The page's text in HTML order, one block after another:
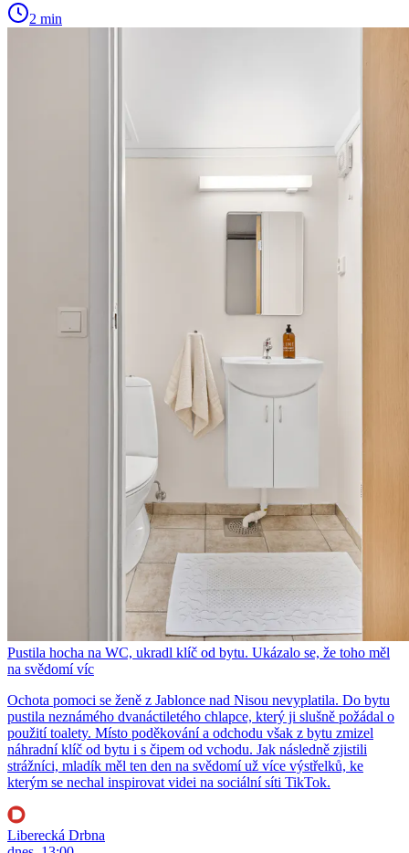
2 min
Pustila hocha na WC, ukradl klíč od bytu. Ukázalo se, že toho měl
na svědomí víc
Ochota pomoci se ženě z Jablonce nad Nisou nevyplatila. Do bytu
pustila neznámého dvanáctiletého chlapce, který ji slušně požádal o
použití toalety. Místo poděkování a odchodu však z bytu zmizel
náhradní klíč od bytu i s čipem od vchodu. Jak následně zjistili
strážníci, mladík měl ten den na svědomí už více výstřelků, ke
kterým se nechal inspirovat videi na sociální síti TikTok.
Liberecká Drbna